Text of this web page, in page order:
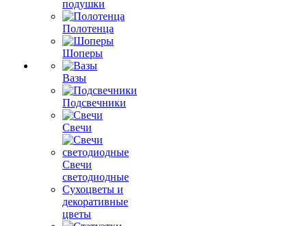
подушки
Полотенца
Шоперы
Вазы
Подсвечники
Свечи
Свечи
светодиодные
Сухоцветы и
декоративные
цветы